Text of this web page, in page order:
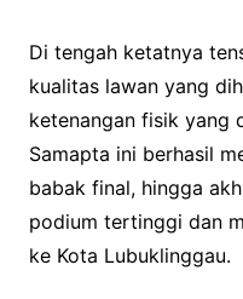
Di tengah ketatnya
kualitas lawan yang
ketenangan fisik yang
Samapta ini berhasil
babak final, hingga
podium tertinggi dan
ke Kota Lubuklinggau.